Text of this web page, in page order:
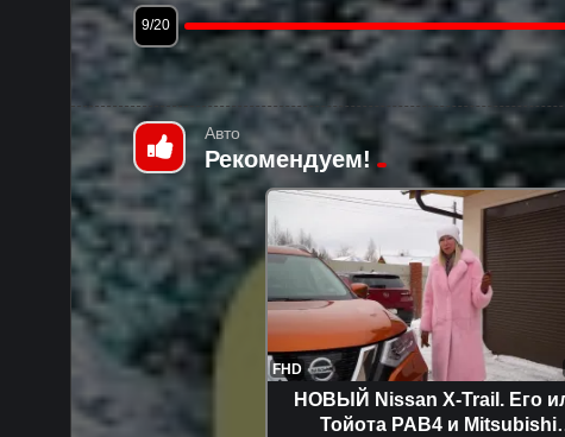
12/20
Авто
Рекомендуем!
FHD
НОВЫЙ Nissan X-Trail. Его
Тойота РАВ4 и Mitsubishi